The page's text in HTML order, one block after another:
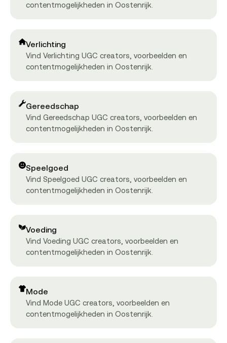
contentmogelijkheden in Oostenrijk.
Verlichting
Vind Verlichting UGC creators, voorbeelden en
contentmogelijkheden in Oostenrijk.
Gereedschap
Vind Gereedschap UGC creators, voorbeelden en
contentmogelijkheden in Oostenrijk.
Speelgoed
Vind Speelgoed UGC creators, voorbeelden en
contentmogelijkheden in Oostenrijk.
Voeding
Vind Voeding UGC creators, voorbeelden en
contentmogelijkheden in Oostenrijk.
Mode
Vind Mode UGC creators, voorbeelden en
contentmogelijkheden in Oostenrijk.